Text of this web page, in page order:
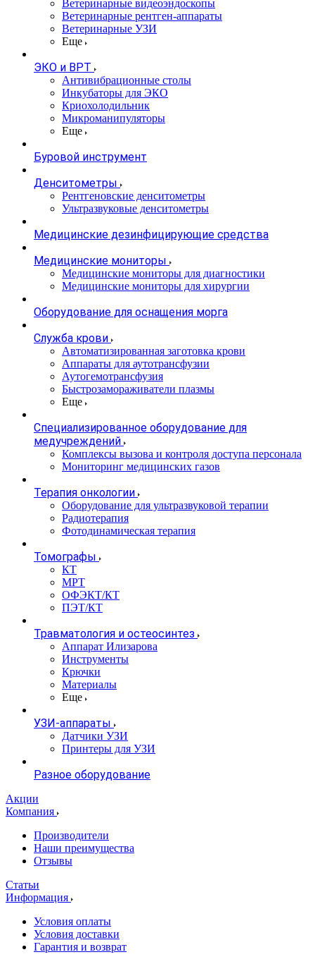
Ветеринарные видеоэндоскопы
Ветеринарные рентген-аппараты
Ветеринарные УЗИ
Еще
ЭКО и ВРТ
Антивибрационные столы
Инкубаторы для ЭКО
Криохолодильник
Микроманипуляторы
Еще
Буровой инструмент
Денситометры
Рентгеновские денситометры
Ультразвуковые денситометры
Медицинские дезинфицирующие средства
Медицинские мониторы
Медицинские мониторы для диагностики
Медицинские мониторы для хирургии
Оборудование для оснащения морга
Служба крови
Автоматизированная заготовка крови
Аппараты для аутотрансфузии
Аутогемотрансфузия
Быстрозамораживатели плазмы
Еще
Специализированное оборудование для
медучреждений
Комплексы вызова и контроля доступа персонала
Мониторинг медицинских газов
Терапия онкологии
Оборудование для ультразвуковой терапии
Радиотерапия
Фотодинамическая терапия
Томографы
КТ
МРТ
ОФЭКТ/КТ
ПЭТ/КТ
Травматология и остеосинтез
Аппарат Илизарова
Инструменты
Крючки
Материалы
Еще
УЗИ-аппараты
Датчики УЗИ
Принтеры для УЗИ
Разное оборудование
Акции
Компания
Производители
Наши преимущества
Отзывы
Статьи
Информация
Условия оплаты
Условия доставки
Гарантия и возврат